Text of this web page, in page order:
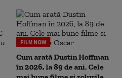
FILM NOW
Cum arată Dustin Hoffman
în 2026, la 89 de ani. Cele